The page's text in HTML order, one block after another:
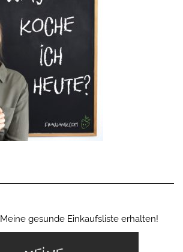
Meine gesunde Einkaufsliste erhalten!